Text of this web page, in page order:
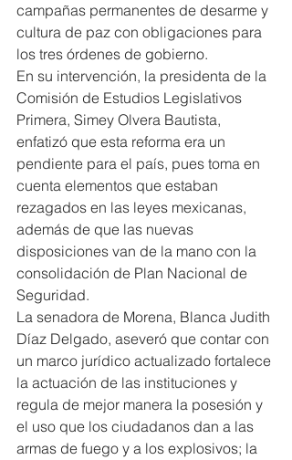
campañas permanentes de desarme y
cultura de paz con obligaciones para
los tres órdenes de gobierno.
En su intervención, la presidenta de la
Comisión de Estudios Legislativos
Primera, Simey Olvera Bautista,
enfatizó que esta reforma era un
pendiente para el país, pues toma en
cuenta elementos que estaban
rezagados en las leyes mexicanas,
además de que las nuevas
disposiciones van de la mano con la
consolidación de Plan Nacional de
Seguridad.
La senadora de Morena, Blanca Judith
Díaz Delgado, aseveró que contar con
un marco jurídico actualizado fortalece
la actuación de las instituciones y
regula de mejor manera la posesión y
el uso que los ciudadanos dan a las
armas de fuego y a los explosivos; la